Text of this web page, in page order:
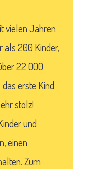
vielen Jahren
als 200 Kinder,
22 000
erste Kind
stolz!
und
einen
Zum